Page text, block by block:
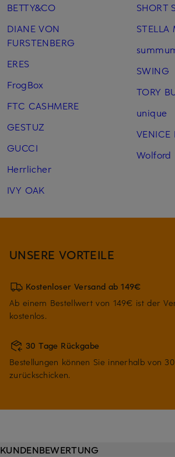
BETTY&CO
DIANE VON
FURSTENBERG
ERES
FrogBox
FTC CASHMERE
GESTUZ
GUCCI
Herrlicher
IVY OAK
SHORT
STELLA
SWING
TORY
unique
VENICE
Wolford
UNSERE VORTEILE
Kostenloser Versand ab 149€
Ab einem Bestellwert von 149€ ist der
kostenlos.
30 Tage Rückgabe
Bestellungen können Sie innerhalb von
zurückschicken.
KUNDENBEWERTUNG